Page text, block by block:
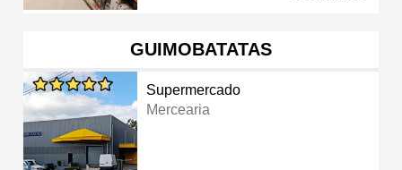
GUIMOBATATAS
Supermercado
Mercearia